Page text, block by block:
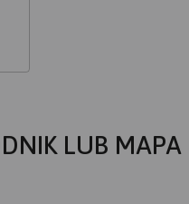
LUB MAPA